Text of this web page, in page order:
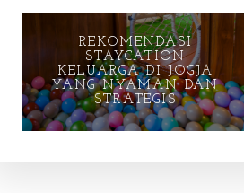
REKOMENDASI
STAYCATION
KELUARGA DI JOGJA
YANG NYAMAN DAN
STRATEGIS